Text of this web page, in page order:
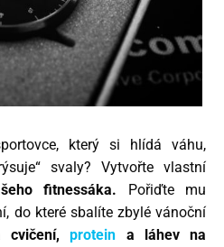
který si hlídá váhu,
svaly? Vytvořte vlastní
fitnessáka. Pořiďte mu
do které sbalíte zbylé vánoční
cvičení,protein a láhev na